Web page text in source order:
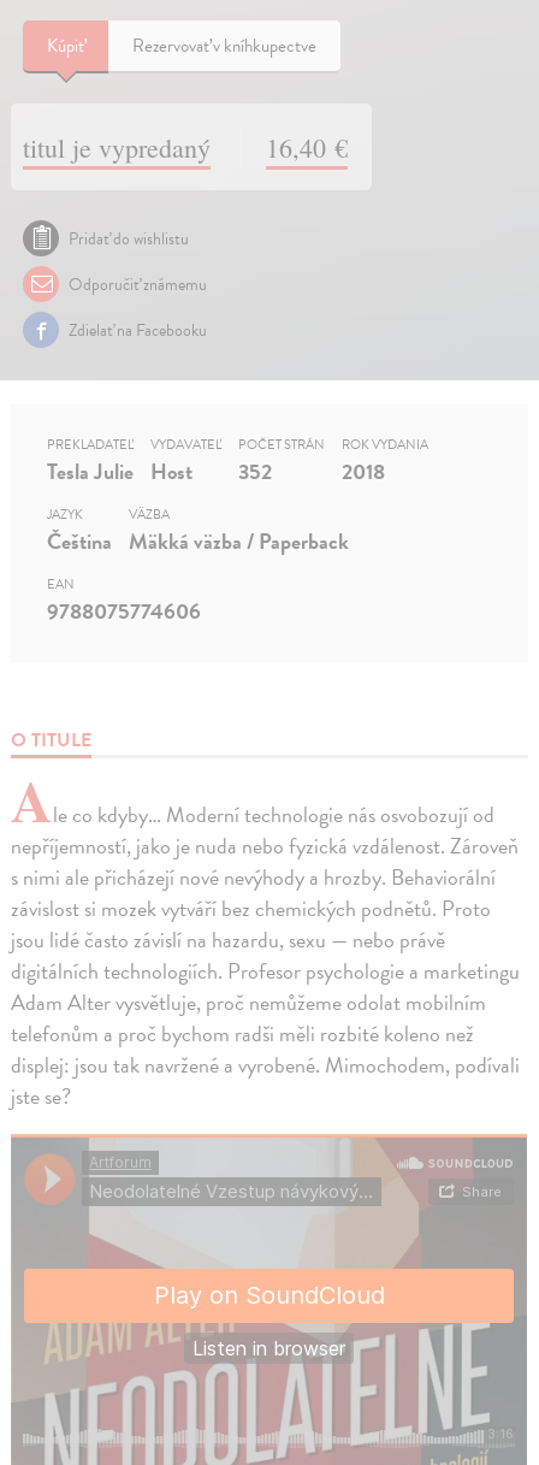
Kúpiť Rezervovať v kníhkupectve
titul je vypredaný 16,40 €
Pridať do wishlistu
Odporučiť známemu
Zdielať na Facebooku
O TITULE
Ale co kdyby… Moderní technologie nás osvobozují od
nepříjemností, jako je nuda nebo fyzická vzdálenost. Zároveň
s nimi ale přicházejí nové nevýhody a hrozby. Behaviorální
závislost si mozek vytváří bez chemických podnětů. Proto
jsou lidé často závislí na hazardu, sexu — nebo právě
digitálních technologiích. Profesor psychologie a marketingu
Adam Alter vysvětluje, proč nemůžeme odolat mobilním
telefonům a proč bychom radši měli rozbité koleno než
displej: jsou tak navržené a vyrobené. Mimochodem, podívali
jste se?
PREKLADATEĽ
Tesla Julie
VYDAVATEĽ
Host
POČET STRÁN
352
ROK VYDANIA
2018
JAZYK
Čeština
VÄZBA
Mäkká väzba / Paperback
EAN
9788075774606